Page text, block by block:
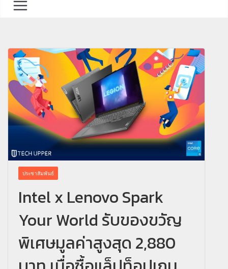
ประชาสัมพันธ์
Intel x Lenovo Spark
Your World รับของขวัญ
พิเศษมูลค่าสูงสุด 2,880